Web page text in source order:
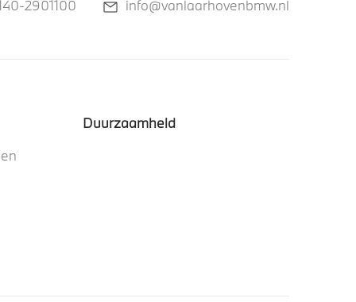
2901100 info@vanlaarhovenbmw.nl
Duurzaamheid